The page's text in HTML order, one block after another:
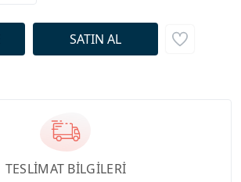
TESLİMAT BİLGİLERİ